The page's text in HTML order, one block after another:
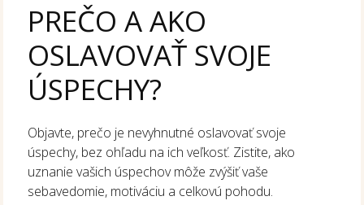
PREČO A AKO
OSLAVOVAŤ SVOJE
ÚSPECHY?
Objavte, prečo je nevyhnutné oslavovať svoje
úspechy, bez ohľadu na ich veľkosť. Zistite, ako
uznanie vašich úspechov môže zvýšiť vaše
sebavedomie, motiváciu a celkovú pohodu.